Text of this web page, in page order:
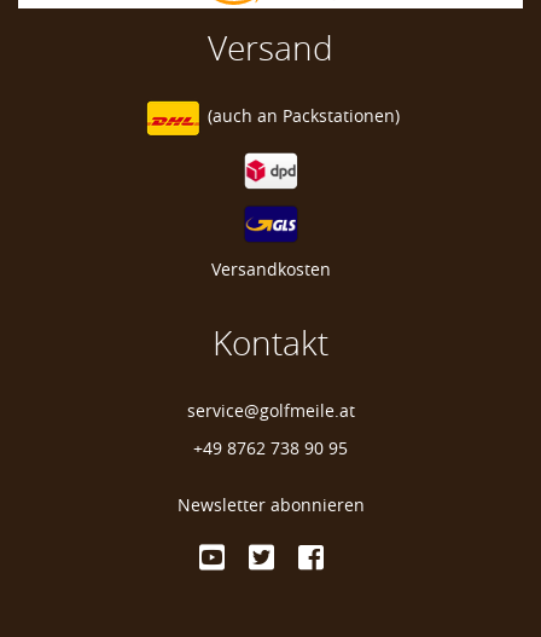
Versand
(auch an Packstationen)
Versandkosten
Kontakt
service@golfmeile.at
+49 8762 738 90 95
Newsletter abonnieren